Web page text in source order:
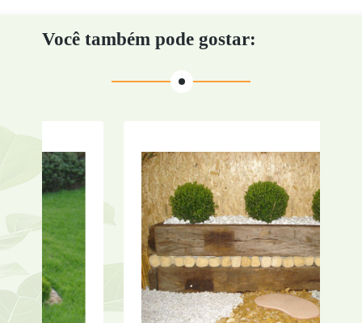
Você também pode gostar: